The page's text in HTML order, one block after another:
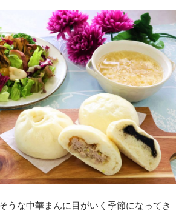
うな中華まんに目がいく季節になってき